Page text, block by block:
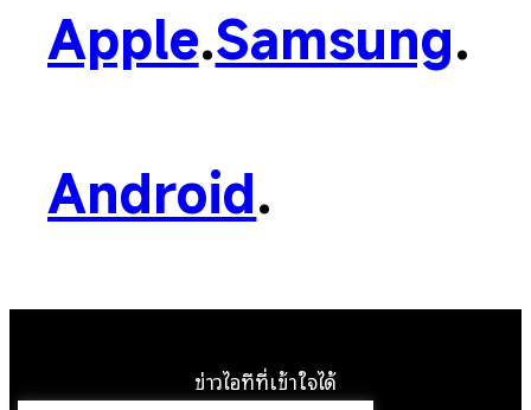
Apple.Samsung.
Android.
ข่าวไอทีที่เข้าใจได้